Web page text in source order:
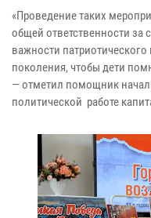
«Проведение таких
общей ответственности за
важности
поколения, чтобы дети
— отметил помощник
политической работе